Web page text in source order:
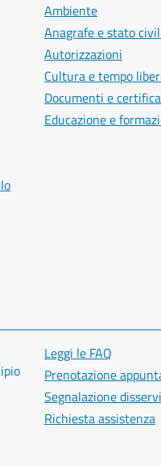
Ambiente
Anagrafe e stato
Autorizzazioni
Cultura e tempo
Documenti e
Educazione e
Leggi le FAQ
Prenotazione
Segnalazione
Richiesta assistenza